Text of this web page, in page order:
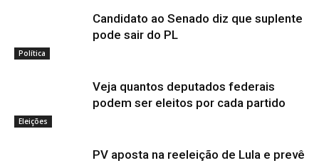
Política
Candidato ao Senado diz que suplente
pode sair do PL
Eleições
Veja quantos deputados federais
podem ser eleitos por cada partido
PV aposta na reeleição de Lula e prevê